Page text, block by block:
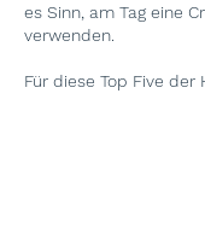
es Sinn, am Tag eine
verwenden.
Für diese Top Five